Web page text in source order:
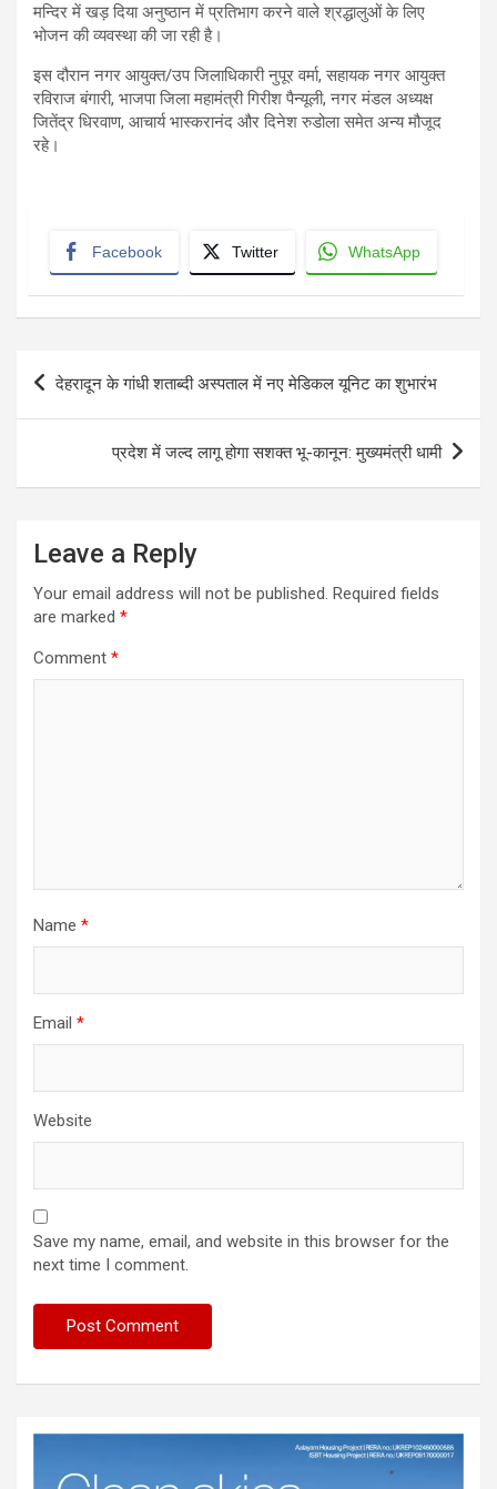
मन्दिर में खड़ दिया अनुष्ठान में प्रतिभाग करने वाले श्रद्धालुओं के लिए
भोजन की व्यवस्था की जा रही है।
इस दौरान नगर आयुक्त/उप जिलाधिकारी नुपूर वर्मा, सहायक नगर आयुक्त
रविराज बंगारी, भाजपा जिला महामंत्री गिरीश पैन्यूली, नगर मंडल अध्यक्ष
जितेंद्र धिरवाण, आचार्य भास्करानंद और दिनेश रुडोला समेत अन्य मौजूद
रहे।
Facebook Twitter WhatsApp
Post
navigation
देहरादून के गांधी शताब्दी अस्पताल में नए मेडिकल यूनिट का शुभारंभ
प्रदेश में जल्द लागू होगा सशक्त भू-कानून: मुख्यमंत्री धामी
Leave a Reply
Your email address will not be published. Required fields
are marked *
Comment *
Name *
Email *
Website
Save my name, email, and website in this browser for the
next time I comment.